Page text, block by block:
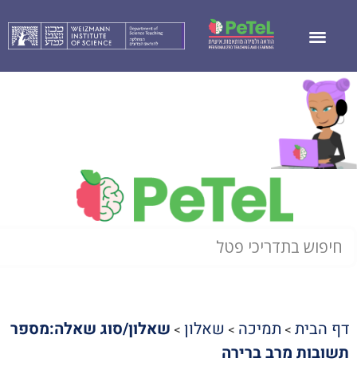
דף הבית>תמיכה>שאלון>שאלון/סוג שאלה:מספר
תשובות מרב ברירה